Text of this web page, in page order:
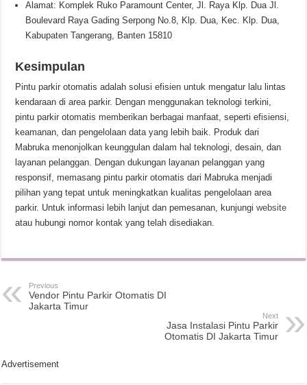
Alamat: Komplek Ruko Paramount Center, Jl. Raya Klp. Dua Jl.
Boulevard Raya Gading Serpong No.8, Klp. Dua, Kec. Klp. Dua,
Kabupaten Tangerang, Banten 15810
Kesimpulan
Pintu parkir otomatis adalah solusi efisien untuk mengatur lalu lintas
kendaraan di area parkir. Dengan menggunakan teknologi terkini,
pintu parkir otomatis memberikan berbagai manfaat, seperti efisiensi,
keamanan, dan pengelolaan data yang lebih baik. Produk dari
Mabruka menonjolkan keunggulan dalam hal teknologi, desain, dan
layanan pelanggan. Dengan dukungan layanan pelanggan yang
responsif, memasang pintu parkir otomatis dari Mabruka menjadi
pilihan yang tepat untuk meningkatkan kualitas pengelolaan area
parkir. Untuk informasi lebih lanjut dan pemesanan, kunjungiwebsite
atau hubungi nomor kontak yang telah disediakan.
Previous
Vendor Pintu Parkir Otomatis DI
Jakarta Timur
Next
Jasa Instalasi Pintu Parkir
Otomatis DI Jakarta Timur
Advertisement